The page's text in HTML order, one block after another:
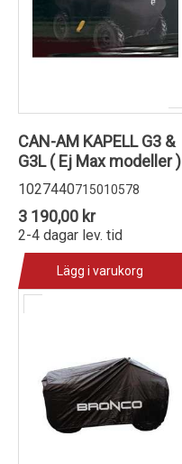
CAN-AM KAPELL G3 &
G3L ( Ej Max modeller )
1027440715010578
3 190,00 kr
2-4 dagar lev. tid
Lägg i varukorg